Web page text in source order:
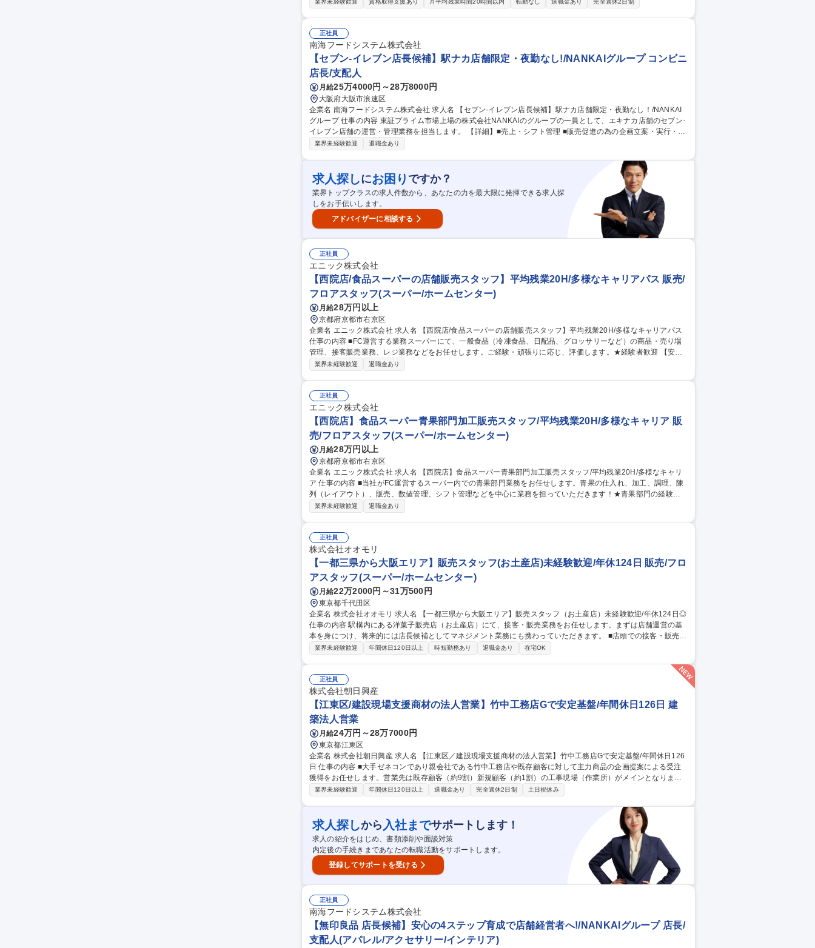
028年には新店舗もオープン予定。【業務内容の変更の範囲】当社の指定する業務 募集職種 埼玉県羽生市【店長
候補】SUZUKI車の正規ディーラー／転勤なし
業界未経験歓迎 資格取得支援あり 月平均残業時間20時間以内 転勤なし 退職金あり 完全週休2日制
正社員
南海フードシステム株式会社
【セブン-イレブン店長候補】駅ナカ店舗限定・夜勤なし!/NANKAIグループ コンビニ
店長/支配人
月給25万4000円～28万8000円
大阪府大阪市浪速区
企業名 南海フードシステム株式会社 求人名 【セブン-イレブン店長候補】駅ナカ店舗限定・夜勤なし！/NANKAI
グループ 仕事の内容 東証プライム市場上場の株式会社NANKAIのグループの一員として、エキナカ店舗のセブン-
イレブン店舗の運営・管理業務を担当します。 【詳細】■売上・シフト管理 ■販売促進の為の企画立案・実行・検
証 ■アルバイトの採用 ■従業員の育成 ■商品の発注・管理 ■商品の陳列・補充、在庫管理 ■販売促進の為の企画立
舗運営業務をお任せします。 【評価】まず年間目標を立て半年に一度上長との面談を行い、個人の評価及び今後
のキャリア相談を行うため、安心してキャリア形成できます。 募集職種 【セブン-イレブン店長候補】駅ナカ店舗
限定・夜勤なし！/NANKAIグループ
業界未経験歓迎 退職金あり
求人探しにお困り ですか？
業界トップクラスの求人件数から、あなたの力を最大限に発揮できる求人探
しをお手伝いします。
アドバイザーに相談する
正社員
エニック株式会社
【西院店/食品スーパーの店舗販売スタッフ】平均残業20H/多様なキャリアパス 販売/
フロアスタッフ(スーパー/ホームセンター)
月給28万円以上
京都府京都市右京区
企業名 エニック株式会社 求人名 【西院店/食品スーパーの店舗販売スタッフ】平均残業20H/多様なキャリアパス
仕事の内容 ■FC運営する業務スーパーにて、一般食品（冷凍食品、日配品、グロッサリーなど）の商品・売り場
管理、接客販売業務、レジ業務などをお任せします。ご経験・頑張りに応じ、評価します。★経験者歓迎 【安定
性】関西屈指の売上を誇る西院店を筆頭に、売上高業界トップクラスの安定企業です！今年度売上高82億円の見
ネージャー→部長→本部管理職など頑張りに応じて昇進が可能です。 募集職種 【西院店/食品スーパーの店舗販売
スタッフ】平均残業20H/多様なキャリアパス
業界未経験歓迎 退職金あり
正社員
エニック株式会社
【西院店】食品スーパー青果部門加工販売スタッフ/平均残業20H/多様なキャリア 販
売/フロアスタッフ(スーパー/ホームセンター)
月給28万円以上
京都府京都市右京区
企業名 エニック株式会社 求人名 【西院店】食品スーパー青果部門加工販売スタッフ/平均残業20H/多様なキャリ
ア 仕事の内容 ■当社がFC運営するスーパー内での青果部門業務をお任せします。青果の仕入れ、加工、調理、陳
列（レイアウト）、販売、数値管理、シフト管理などを中心に業務を担っていただきます！★青果部門の経験者
歓迎 【安定性】関西屈指の売上を誇る西院店を筆頭に、売上高業界トップクラスの安定企業です！今年度売上高8
エリアマネージャー/部長/本社管理職など、多様なキャリアパス/キャリアアップ制度があります。 募集職種 【西
院店】食品スーパー青果部門加工販売スタッフ/平均残業20H/多様なキャリア
業界未経験歓迎 退職金あり
正社員
株式会社オオモリ
【一都三県から大阪エリア】販売スタッフ(お土産店)未経験歓迎/年休124日 販売/フロ
アスタッフ(スーパー/ホームセンター)
月給22万2000円～31万500円
東京都千代田区
企業名 株式会社オオモリ 求人名 【一都三県から大阪エリア】販売スタッフ（お土産店）未経験歓迎/年休124日◎
仕事の内容 駅構内にある洋菓子販売店（お土産店）にて、接客・販売業務をお任せします。まずは店舗運営の基
本を身につけ、将来的には店長候補としてマネジメント業務にも携わっていただきます。 ■店頭での接客・販売業
務、商品の在庫管理や発注対応、売上の確認および数値管理 【店長昇格後の業務】 ■スタッフのシフト作成およ
迎/年休124日◎
業界未経験歓迎 年間休日120日以上 時短勤務あり 退職金あり 在宅OK
正社員
株式会社朝日興産
【江東区/建設現場支援商材の法人営業】竹中工務店Gで安定基盤/年間休日126日 建
築法人営業
月給24万円～28万7000円
東京都江東区
企業名 株式会社朝日興産 求人名 【江東区／建設現場支援商材の法人営業】竹中工務店Gで安定基盤/年間休日126
日 仕事の内容 ■大手ゼネコンであり親会社である竹中工務店や既存顧客に対して主力商品の企画提案による受注
獲得をお任せします。営業先は既存顧客（約9割）新規顧客（約1割）の工事現場（作業所）がメインとなりま
す。 【詳細】建設現場で必要となる商品の、仕入れから販売・レンタル等の一連の業務に携わって頂きます。
作業服、安全用品、事務所内備品、ICT関連商品、石油類（ガソリン/軽油/重油/灯/潤滑油）等 募集職種 【江東区
／建設現場支援商材の法人営業】竹中工務店Gで安定基盤/年間休日126日
業界未経験歓迎 年間休日120日以上 退職金あり 完全週休2日制 土日祝休み
求人探しから 入社までサポートします！
求人の紹介をはじめ、書類添削や面談対策
内定後の手続きまであなたの転職活動をサポートします。
登録してサポートを受ける
正社員
南海フードシステム株式会社
【無印良品 店長候補】安心の4ステップ育成で店舗経営者へ!/NANKAIグループ 店長/
支配人(アパレル/アクセサリー/インテリア)